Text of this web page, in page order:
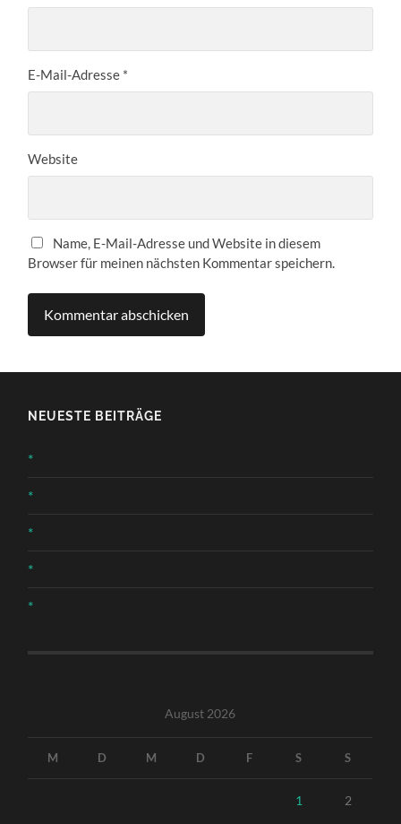
E-Mail-Adresse *
Website
Name, E-Mail-Adresse und Website in diesem
Browser für meinen nächsten Kommentar speichern.
NEUESTE BEITRÄGE
*
*
*
*
*
August 2026
M D M D F S S
1 2